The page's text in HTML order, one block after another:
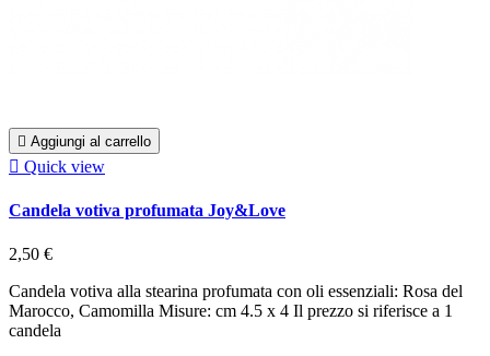
 Aggiungi al carrello
 Quick view
Candela votiva profumata Joy&Love
2,50 €
Candela votiva alla stearina profumata con oli essenziali: Rosa del
Marocco, Camomilla Misure: cm 4.5 x 4 Il prezzo si riferisce a 1
candela